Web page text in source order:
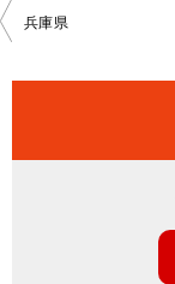
投
ビ
兵庫県